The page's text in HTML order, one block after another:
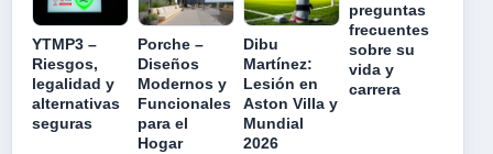
YTMP3 –
Riesgos,
legalidad y
alternativas
seguras
Porche –
Diseños
Modernos y
Funcionales
para el
Hogar
Dibu
Martínez:
Lesión en
Aston Villa y
Mundial
2026
preguntas
frecuentes
sobre su
vida y
carrera